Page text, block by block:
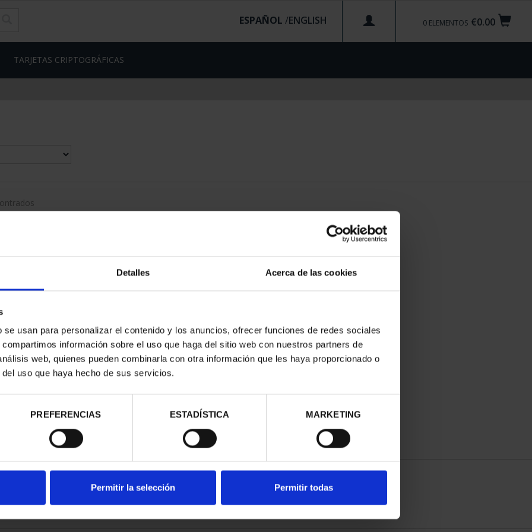
Detalles Acerca de las cookies
usan para personalizar el contenido y los anuncios, ofrecer funciones de redes sociales
información sobre el uso que haga del sitio web con nuestros partners de
web, quienes pueden combinarla con otra información que les haya proporcionado o
uso que haya hecho de sus servicios.
PREFERENCIAS ESTADÍSTICA MARKETING
Permitir la selección Permitir todas
€0.00
0 ELEMENTOS
ESPAÑOL /
TARJETAS CRIPTOGRÁFICAS
-
CAPITALES ESPAÑOLAS -
LEÓN